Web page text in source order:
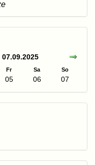
Fr Sa So
05 06 07